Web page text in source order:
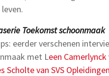
Toekomst schoonmaak
eerder verschenen
met Leen
Scholte van SVS Opleidingen